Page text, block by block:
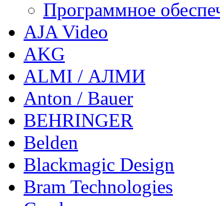
Программное
AJA Video
AKG
ALMI / АЛМИ
Anton / Bauer
BEHRINGER
Belden
Blackmagic Design
Bram Technologies